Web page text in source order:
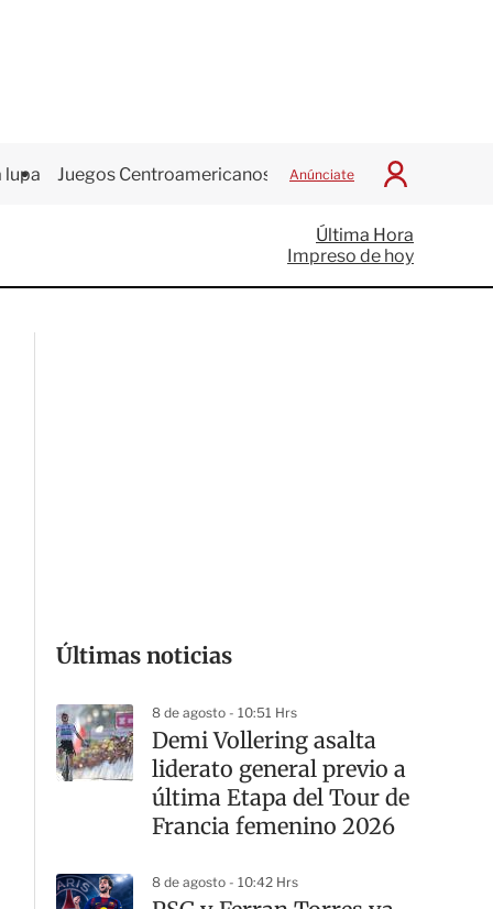
lupa Juegos Centroamericanos Anúnciate
I
c
i
a
Última Hora
Impreso de hoy
Últimas noticias
8 de agosto - 10:51 Hrs
Demi Vollering asalta
liderato general previo a
última Etapa del Tour de
Francia femenino 2026
8 de agosto - 10:42 Hrs